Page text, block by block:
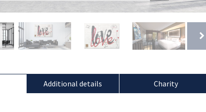
Additional details Charity